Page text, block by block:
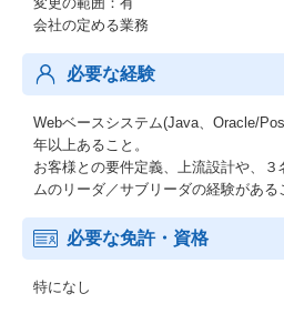
会社の定める業務
必要な経験
Webベースシステム(Java、Oracle/
年以上あること。
お客様との要件定義、上流設計や、
ムのリーダ／サブリーダの経験がある
必要な免許・資格
特になし